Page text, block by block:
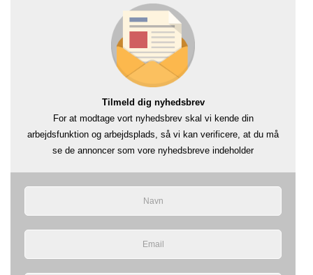
Tilmeld dig nyhedsbrev
For at modtage vort nyhedsbrev skal vi kende din
arbejdsfunktion og arbejdsplads, så vi kan verificere, at du må
se de annoncer som vore nyhedsbreve indeholder